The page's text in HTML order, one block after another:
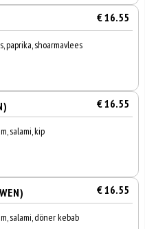
€ 16.55
paprika, shoarmavlees
€ 16.55
salami, kip
€ 16.55
salami, döner kebab